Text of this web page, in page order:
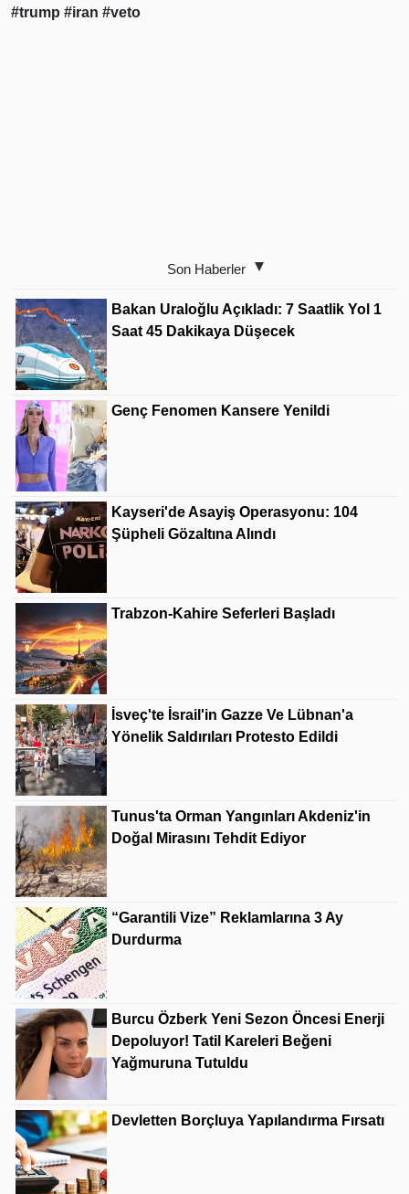
#trump #iran #veto
Son Haberler
Bakan Uraloğlu Açıkladı: 7 Saatlik Yol 1
Saat 45 Dakikaya Düşecek
Genç Fenomen Kansere Yenildi
Kayseri'de Asayiş Operasyonu: 104
Şüpheli Gözaltına Alındı
Trabzon-Kahire Seferleri Başladı
İsveç'te İsrail'in Gazze Ve Lübnan'a
Yönelik Saldırıları Protesto Edildi
Tunus'ta Orman Yangınları Akdeniz'in
Doğal Mirasını Tehdit Ediyor
“Garantili Vize” Reklamlarına 3 Ay
Durdurma
Burcu Özberk Yeni Sezon Öncesi Enerji
Depoluyor! Tatil Kareleri Beğeni
Yağmuruna Tutuldu
Devletten Borçluya Yapılandırma Fırsatı